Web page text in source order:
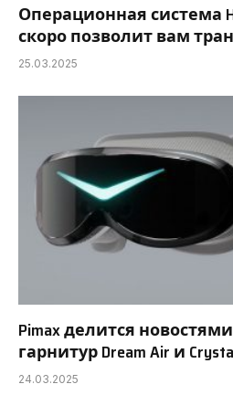
Операционная система
скоро позволит вам
25.03.2025
Pimax делится
гарнитур Dream Air и
24.03.2025